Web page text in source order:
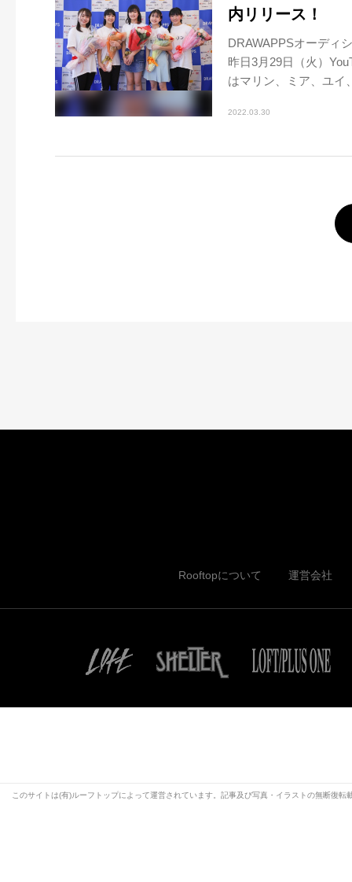
内リリース！
DRAWAPPSオーディ
昨日3月29日（火）
はマリン、ミア、ユイ
2022.03.30
Rooftopについて 運営会社
このサイトは(有)ルーフトップによって運営されています。記事及び写真・イラストの無断復転